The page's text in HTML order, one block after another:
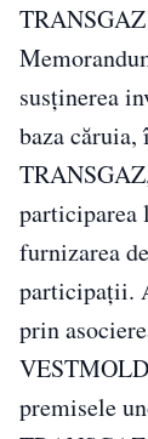
susținerea
baza căruia,
participarea
furnizarea
participații.
prin
premisele